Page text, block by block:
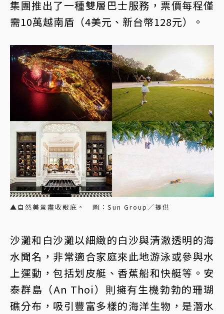
集團推出了一種雙層巴士服務，票價每程僅
需10萬越南盾（4美元、新台幣128元）。
▲自然美景盡收眼底。 圖：Sun Group／提供
沙灘和白沙灘以細緻的白沙與清澈透明的海
水聞名，非常適合家庭來此地游泳或參與水
上運動，包括划皮艇、香蕉船和快艇等。安
泰群島（An Thoi）則擁有生機勃勃的珊瑚
礁分布，吸引豐富多樣的海洋生物，是潛水